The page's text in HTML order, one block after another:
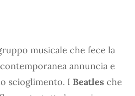
musicale che fece la
annuncia e
scioglimento. I Beatles che